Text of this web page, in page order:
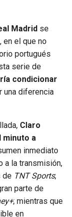
Madrid se
en el que no
portugués
serie de
condicionar
una diferencia
Claro
a
inmediato
a la transmisión,
de TNT Sports;
parte de
; mientras que
en